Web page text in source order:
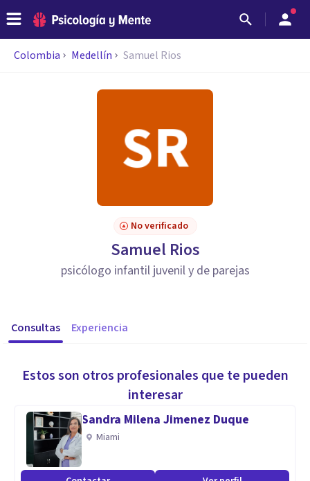
Colombia Medellín Samuel Rios
No verificado
Samuel Rios
psicólogo infantil juvenil y de parejas
Consultas Experiencia
Estos son otros profesionales que te pueden
interesar
Sandra Milena Jimenez Duque
Miami